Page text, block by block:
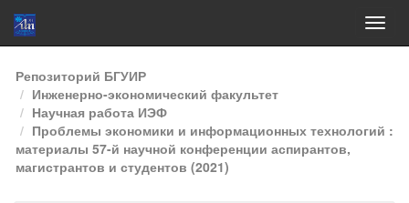
Skip
navigation
Репозиторий БГУИР
Инженерно-экономический факультет
Научная работа ИЭФ
Проблемы экономики и информационных технологий :
материалы 57-й научной конференции аспирантов,
магистрантов и студентов (2021)